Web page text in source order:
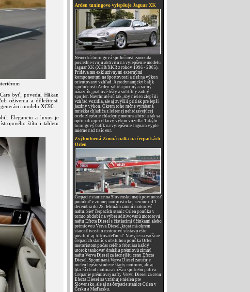
byť, povedal Häkan
oživenia a dôležitosti
modelu XC90.
Eleganciu a luxus je
štítu i tabletu
Arden tuningovo vylepšuje Jaguar XK
Nemecká tuningová spoločnosť zamerala
posledne svoju aktivitu na vylepšenie modelu
Jaguar XK (XK8/XKR z rokov 1996 - 2005).
Pridáva mu exkluzívnymi externými
komponentmi na športovosti a tiež na výkon
orientovaný vzhľad. Aerodynamický balík
spoločnosti Arden zahŕňa predný a zadný
nárazník, prahové lišty a subtílny zadný
spojler. Navrhnuté sú tak, aby nielen zlepšili
vzhľad vozidla, ale aj zvýšili prítlak pre lepší
jazdný výkon. Okrem toho ručne vyrábaná
mriežka chladiča z leštenej nehrdzavejúcej
ocele zlepšuje chladenie motora a bŕzd a tak sa
optimalizuje celkový výkon vozidla. Takýto
tuningový balík na vylepšenie Jaguara vyjde
mierne nad tisíc eur.
Zvýhodnená Zimná nafta na čerpačkách
Orlen
Čerpacie stanice na Slovensku majú povinnosť
ponúkať v zimnej motoristickej sezóne od 1.
decembra do 28. februára zimnú motorovú
naftu. Sieť čerpacích staníc Orlen ponúka v
tomto období na výber aditivovanú motorovú
naftu Efecta Diesel s čistiacimi účinkami alebo
prémiovou Verva Diesel, ktorá má okrem
starostlivosti o motorovú sústavu ešte
posilniť aj filtrovateľnosť. Navyše na väčšine
čerpacích staníc s obsluhou ponúka Orlen
motoristom počas celého februára každý
utorok tankovať drahšiu prémiovú zimnú
naftu Verva Diesel za lacnejšiu cenu Efecta
Diesel. Spomínaná Verva Diesel zaručuje
nielen lepšie studené štarty motorov, ale aj
hladší chod motora a nižšiu spotrebu paliva.
Čerpanie prémiovej nafty Vervu Diesel za cenu
Efecta Diesel sa vzťahuje nielen pre
Slovensko, ale aj na čerpacie stanice Orlen v
Česku a Maďarsku.